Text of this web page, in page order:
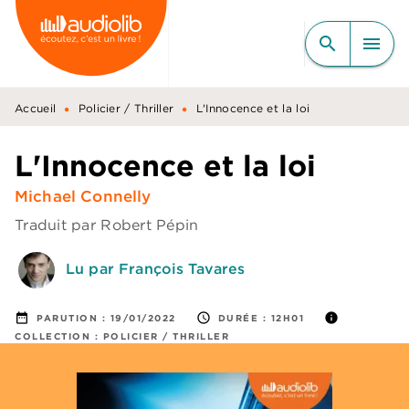
MENU RECHERCHE
CONTENU
PIED DE PAGE
search menu
Accueil • Policier / Thriller • L'Innocence et la loi
L'Innocence et la loi
Michael Connelly
Traduit par Robert Pépin
Lu par François Tavares
date_range PARUTION : 19/01/2022 access_time DURÉE : 12H01 info
COLLECTION : POLICIER / THRILLER